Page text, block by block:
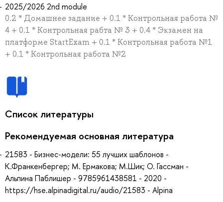
2025/2026 2nd module
0.2 * Домашнее задание + 0.1 * Контрольная работа №
4 + 0.1 * Контрольная рабта № 3 + 0.4 * Экзамен на
платформе StartExam + 0.1 * Контрольная работа №1
+ 0.1 * Контрольная работа №2
Список литературы
Рекомендуемая основная литература
21583 - Бизнес-модели: 55 лучших шаблонов -
К.Франкенбергер; М. Ермакова; М.Шик; О. Гассман -
Альпина Паблишер - 9785961438581 - 2020 -
https://hse.alpinadigital.ru/audio/21583 - Alpina